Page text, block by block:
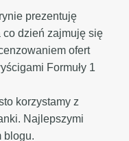
prezentuję
dzień zajmuję się
ofert
Formuły 1
korzystamy z
Najlepszymi
blogu.